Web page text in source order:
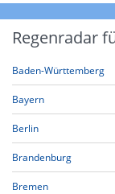
Regenradar
Baden-Württemberg
Bayern
Berlin
Brandenburg
Bremen